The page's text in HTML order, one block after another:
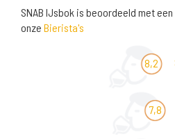
SNAB IJsbok is beoordeeld met
onze Bierista's
8,2
7,8